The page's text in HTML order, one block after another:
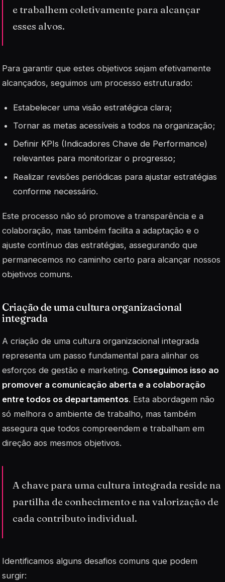
e trabalhem coletivamente para alcançar
esses alvos.
Para garantir que estes objetivos sejam efetivamente
alcançados, seguimos um processo estruturado:
Estabelecer umavisão estratégica clara;
Tornar as metas acessíveis a todos na organização;
Definir KPIs (Indicadores Chave de Performance)
relevantes para monitorizar o progresso;
Realizar revisões periódicas para ajustar estratégias
conforme necessário.
Este processo não só promove a transparência e a
colaboração, mas também facilita a adaptação e o
ajuste contínuo das estratégias, assegurando que
permanecemos no caminho certo para alcançar nossos
objetivos comuns.
Criação de uma cultura organizacional
integrada
A criação de uma cultura organizacional integrada
representa um passo fundamental para alinhar os
esforços de gestão e marketing. Conseguimos isso ao
promover a comunicação aberta e a colaboração
entre todos os departamentos. Esta abordagem não
só melhora o ambiente de trabalho, mas também
assegura que todos compreendem e trabalham em
direção aos mesmos objetivos.
A chave para uma cultura integrada reside na
partilha de conhecimento e na valorização de
cada contributo individual.
Identificamos alguns desafios comuns que podem
surgir: